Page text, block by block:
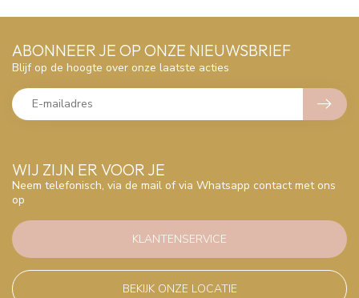
WIJ ZIJN ER VOOR JE
Neem telefonisch, via de mail of via Whatsapp contact met ons
op
KLANTENSERVICE
BEKIJK ONZE LOCATIE
ABONNEER JE OP ONZE NIEUWSBRIEF
Blijf op de hoogte over onze laatste acties